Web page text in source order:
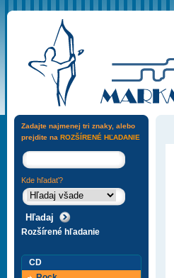
Zadajte najmenej tri znaky, alebo
prejdite na ROZŠÍRENÉ HĽADANIE
Kde hľadať?
Rozšírené hľadanie
CD